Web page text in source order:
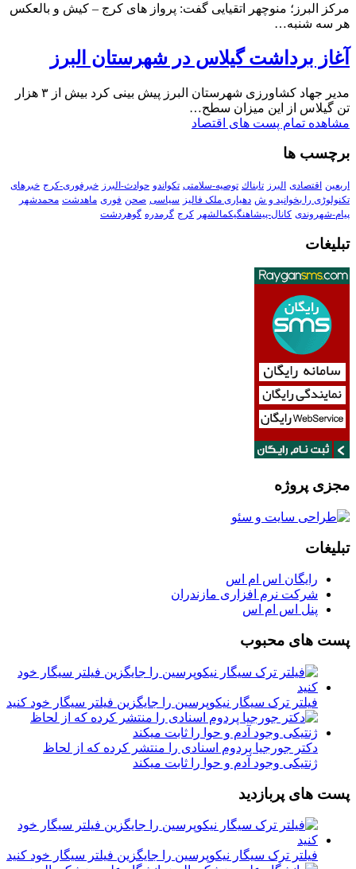
مرکز البرز؛ منوچهر اتقیایی گفت: پرواز های کرج – کیش و بالعکس
هر سه شنبه…
آغاز برداشت گیلاس در شهرستان البرز
مدیر جهاد کشاورزی شهرستان البرز پیش بینی کرد بیش از ۳ هزار
تن گیلاس از این میزان سطح…
مشاهده تمام پست های اقتصاد
برچسب ها
اربعین اقتصادی البرز تابناك توصیه-سلامتی تکواندو حوادث-البرز خبرفوری-کرج خبرهای
تکنولوڑی را بخوانید و ش دهیاری ملک فالیز سیاسی صحن فوری ماهدشت محمدشهر
پیام-شهروندی کانال-پیشاهنگیکمالشهر کرج گرمدره گوهردشت
تبلیغات
مجزی پروژه
تبلیغات
رایگان اس ام اس
شرکت نرم افزاری مازندران
پنل اس ام اس
پست های محبوب
فیلتر ترک سیگار نیکوپرسین را جایگزین فیلتر سیگار خود کنید
دکتر جورجیا پردوم اسنادی را منتشر کرده که از لحاظ
ژنتیکی وجود آدم و حوا را ثابت میکند
پست های پربازدید
فیلتر ترک سیگار نیکوپرسین را جایگزین فیلتر سیگار خود کنید